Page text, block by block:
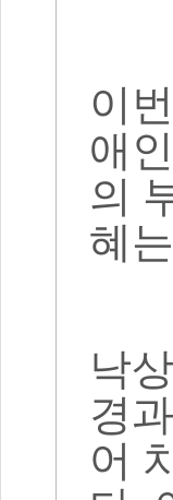
이
애
의
혜
낙
경
어